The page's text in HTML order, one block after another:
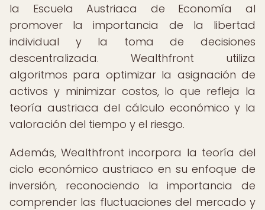
la Escuela Austriaca de Economía al
promover la importancia de la libertad
individual y la toma de decisiones
descentralizada. Wealthfront utiliza
algoritmos para optimizar la asignación de
activos y minimizar costos, lo que refleja la
teoría austriaca del cálculo económico y la
valoración del tiempo y el riesgo.
Además, Wealthfront incorpora la teoría del
ciclo económico austriaco en su enfoque de
inversión, reconociendo la importancia de
comprender las fluctuaciones del mercado y